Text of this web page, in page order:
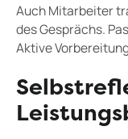
Auch Mitarbeiter
des Gesprächs.
Aktive